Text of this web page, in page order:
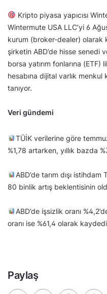
Kripto piyasa yapıcısı
Wintermute USA LLC’yi 6
kurum (broker-dealer)
şirketin ABD’de hisse senedi
borsa yatırım fonlarına
hesabına dijital varlık
tanıyor.
Veri gündemi
TÜİK verilerine göre
%1,78 artarken, yıllık bazda
ABD’de tarım dışı
80 binlik artış beklentisinin
ABD’de işsizlik oranı
oranı ise %61,4 olarak
Paylaş